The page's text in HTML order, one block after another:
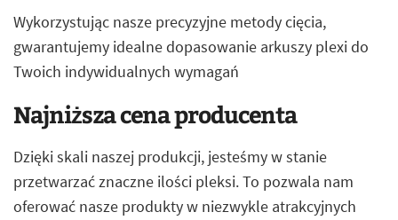
Wykorzystując nasze precyzyjne metody cięcia,
gwarantujemy idealne dopasowanie arkuszy plexi do
Twoich indywidualnych wymagań
Najniższa cena producenta
Dzięki skali naszej produkcji, jesteśmy w stanie
przetwarzać znaczne ilości pleksi. To pozwala nam
oferować nasze produkty w niezwykle atrakcyjnych